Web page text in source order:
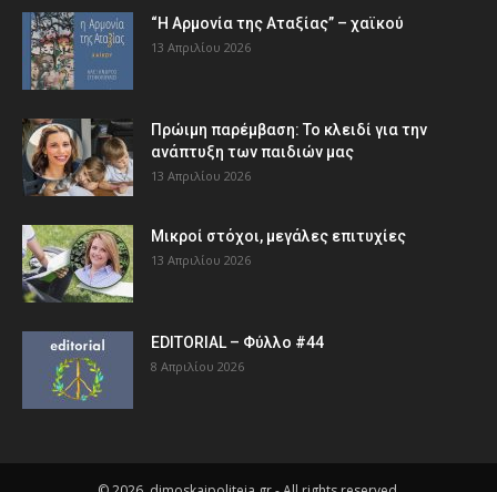
“Η Αρμονία της Αταξίας” – χαϊκού
13 Απριλίου 2026
Πρώιμη παρέμβαση: Το κλειδί για την
ανάπτυξη των παιδιών µας
13 Απριλίου 2026
Μικροί στόχοι, μεγάλες επιτυχίες
13 Απριλίου 2026
EDITORIAL – Φύλλο #44
8 Απριλίου 2026